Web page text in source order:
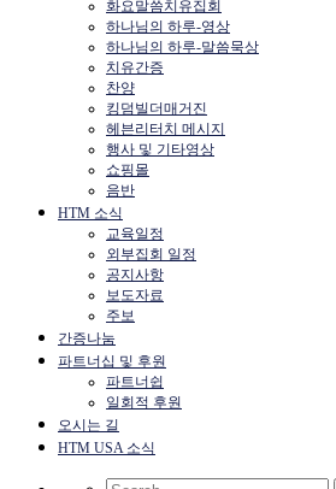
화요말씀치유집회
하나님의 하루-영상
하나님의 하루-말씀묵상
치유간증
찬양
킹덤빌더매거진
헤븐리터치 메시지
행사 및 기타영상
쇼핑몰
음반
HTM 소식
교육일정
외부집회 일정
공지사항
보도자료
주보
간증나눔
파트너십 및 후원
파트너쉽
일회적 후원
오시는 길
HTM USA 소식